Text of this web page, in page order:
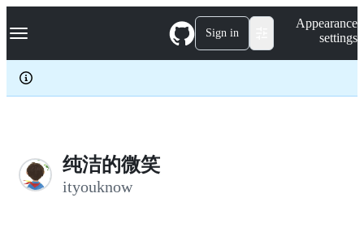
k
p
c
Navigation Menu Sign in
Appearance
settings
纯洁的微笑
ityouknow